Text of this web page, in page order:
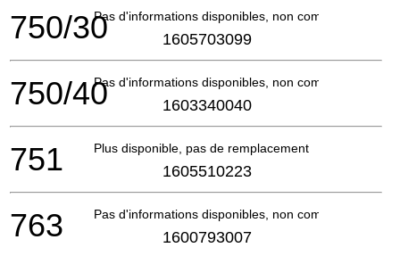
Pas d'informations disponibles, non commandable
750/30 1605703099
Pas d'informations disponibles, non commandable
750/40 1603340040
Plus disponible, pas de remplacement
751 1605510223
Pas d'informations disponibles, non commandable
763 1600793007